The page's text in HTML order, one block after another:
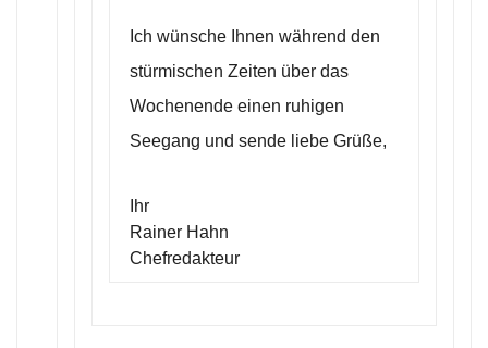
Ich wünsche Ihnen während den
stürmischen Zeiten über das
Wochenende einen ruhigen
Seegang und sende liebe Grüße,
Ihr
Rainer Hahn
Chefredakteur